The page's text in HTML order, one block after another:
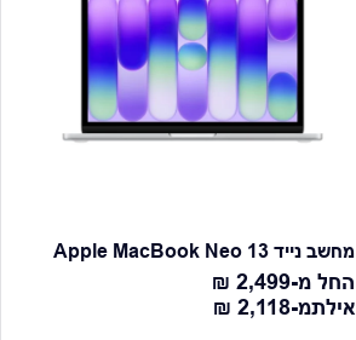
מחשב נייד Apple MacBook Neo 13
מחיר רגיל
החל מ-2,499 ₪
אילתמ-מחיר רגיל
2,118 ₪